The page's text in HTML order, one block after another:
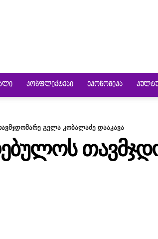
ᲙᲝᲜᲤᲚᲘᲥᲢᲔᲑᲘ ᲔᲙᲝᲜᲝᲛᲘᲙᲐ
გელა კობალაძე დააკავა